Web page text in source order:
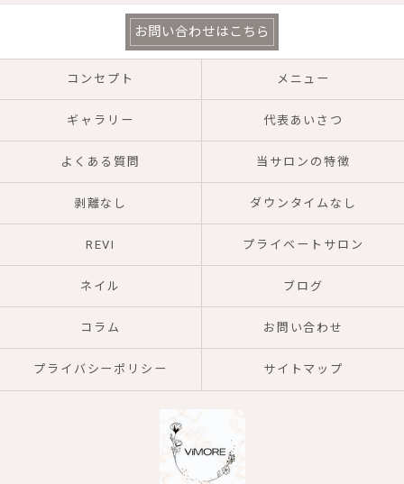
お問い合わせはこちら
コンセプト メニュー
ギャラリー 代表あいさつ
よくある質問 当サロンの特徴
剥離なし ダウンタイムなし
REVI プライベートサロン
ネイル ブログ
コラム お問い合わせ
プライバシーポリシー サイトマップ